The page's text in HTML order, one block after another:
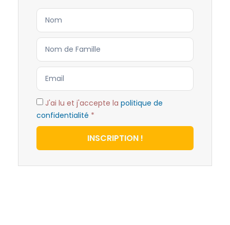
J'ai lu et j'accepte la politique de
confidentialité *
INSCRIPTION !